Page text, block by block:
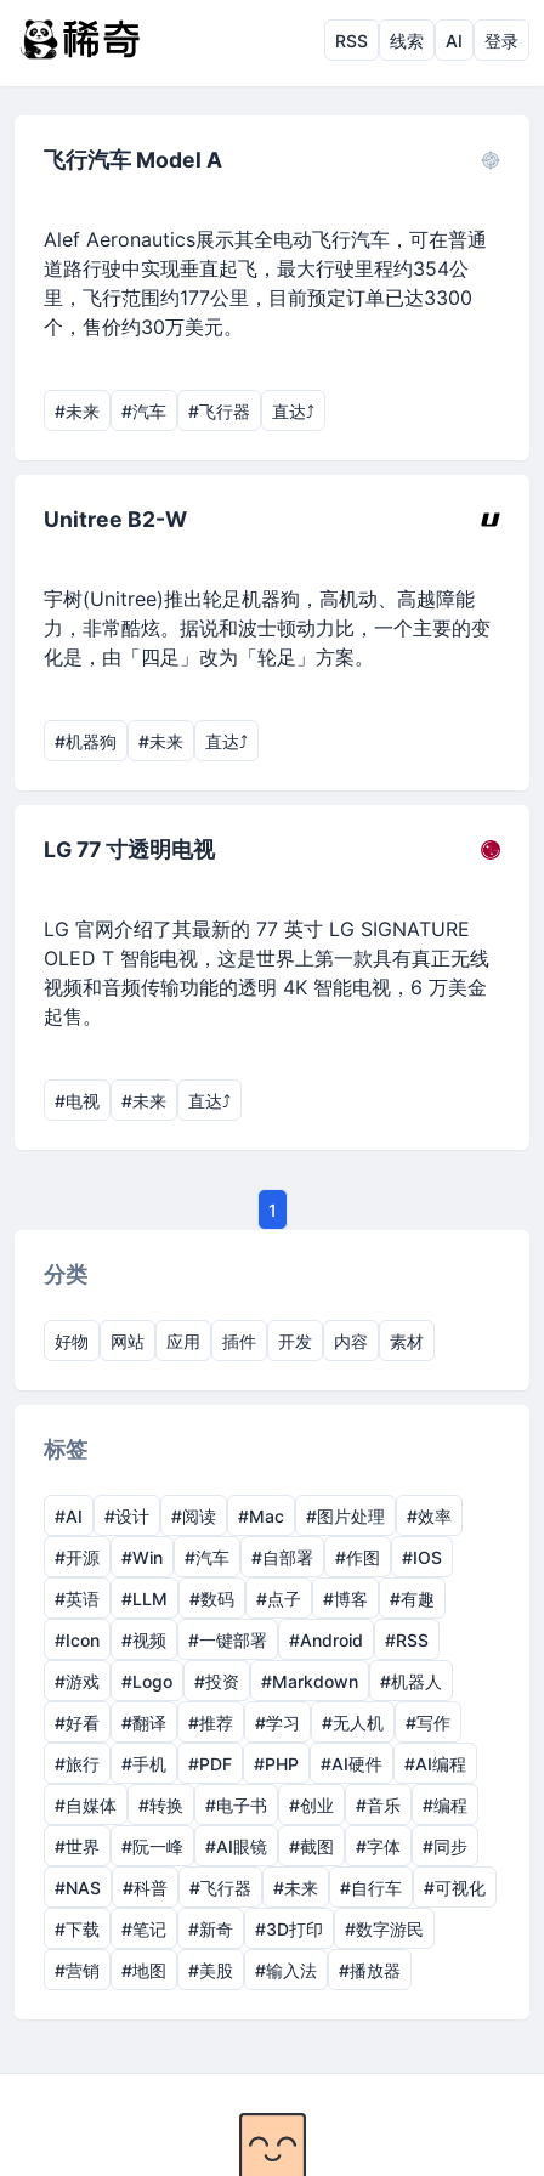
RSS 线索 AI 登录
分类
好物 网站 应用 插件 开发 内容 素材
标签
#AI #设计 #阅读 #Mac #图片处理
#效率
#开源
#Win #汽车 #自部署 #作图
#IOS
#英语
#LLM #数码 #点子 #博客
#有趣
#Icon
#视频 #一键部署 #Android
#RSS
#游戏
#Logo #投资 #Markdown
#机器人
#好看
#翻译 #推荐 #学习 #无人机
#写作
#旅行
#手机 #PDF #PHP #AI硬件
#AI编程
#自媒体
#转换 #电子书 #创业 #音乐
#编程
#世界
#阮一峰 #AI眼镜 #截图 #字体
#同步
#NAS
#科普 #飞行器 #未来 #自行车
#可视化
#下载
#笔记 #新奇 #3D打印
#数字游民
#营销
#地图 #美股 #输入法 #播放器
飞行汽车 Model A
Alef Aeronautics展示其全电动飞行汽车，可在普通
道路行驶中实现垂直起飞，最大行驶里程约354公
里，飞行范围约177公里，目前预定订单已达3300
个，售价约30万美元。
#未来 #汽车 #飞行器 直达⤴︎
Unitree B2-W
宇树(Unitree)推出轮足机器狗，高机动、高越障能
力，非常酷炫。据说和波士顿动力比，一个主要的变
化是，由「四足」改为「轮足」方案。
#机器狗 #未来 直达⤴︎
LG 77 寸透明电视
LG 官网介绍了其最新的 77 英寸 LG SIGNATURE
OLED T 智能电视，这是世界上第一款具有真正无线
视频和音频传输功能的透明 4K 智能电视，6 万美金
起售。
#电视 #未来 直达⤴︎
1